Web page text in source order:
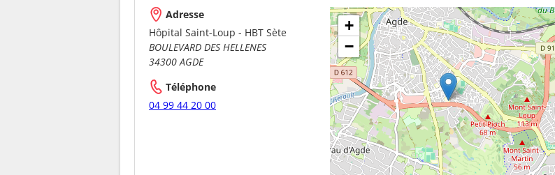
Adresse
Hôpital Saint-Loup - HBT Sète
BOULEVARD DES HELLENES
34300 AGDE
Téléphone
04 99 44 20 00
+
−